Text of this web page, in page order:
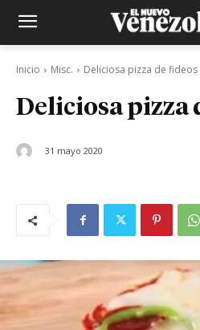
Inicio Misc. Deliciosa pizza de fideos
Deliciosa pizza
31 mayo 2020